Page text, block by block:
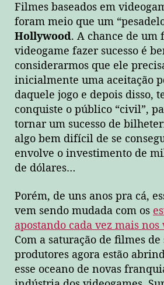
Filmes baseados em
foram meio que um
Hollywood. A chance de um
videogame fazer sucesso é
considerarmos que ele
inicialmente uma aceitação
daquele jogo e depois disso,
conquiste o público “civil”,
tornar um sucesso de
algo bem difícil de se
envolve o investimento de
de dólares…
Porém, de uns anos pra cá,
vem sendo mudada com os
apostando cada vez mais nos
Com a saturação de filmes
produtores agora estão
esse oceano de novas